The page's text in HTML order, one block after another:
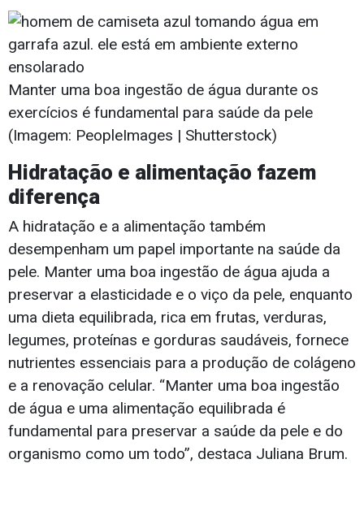
Manter uma boa ingestão de água durante os
exercícios é fundamental para saúde da pele
(Imagem: PeopleImages | Shutterstock)
Hidratação e alimentação fazem
diferença
A hidratação e a alimentação também
desempenham um papel importante na saúde da
pele. Manter uma boa ingestão de água ajuda a
preservar a elasticidade e o viço da pele, enquanto
uma dieta equilibrada, rica em frutas, verduras,
legumes, proteínas e gorduras saudáveis, fornece
nutrientes essenciais para a produção de colágeno
e a renovação celular. “Manter uma boa ingestão
de água e uma alimentação equilibrada é
fundamental para preservar a saúde da pele e do
organismo como um todo”, destaca Juliana Brum.